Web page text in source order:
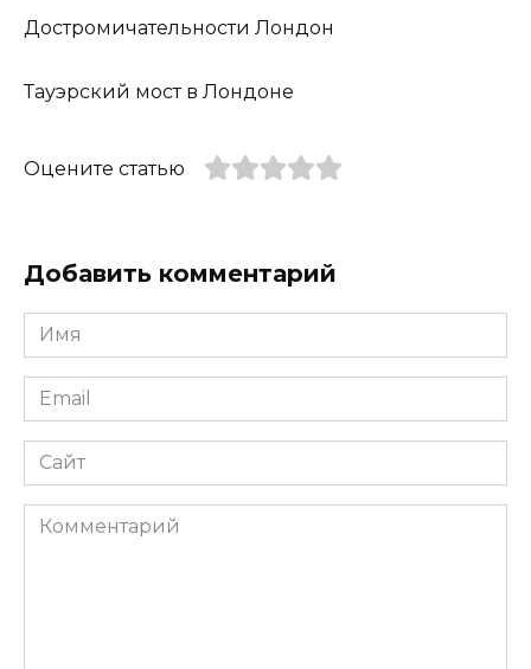
Достромичательности Лондон
Тауэрский мост в Лондоне
Оцените статью
Добавить комментарий
Имя
*
Email
*
Сайт
Комментарий